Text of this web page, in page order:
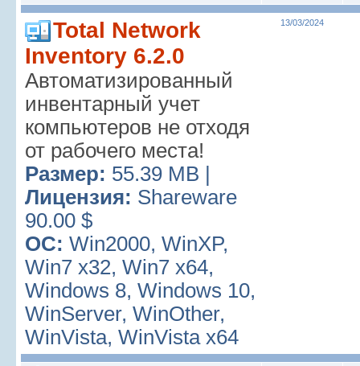
Total Network
Inventory 6.2.0
Автоматизированный
инвентарный учет
компьютеров не отходя
от рабочего места!
Размер: 55.39 MB |
Лицензия: Shareware
90.00 $
ОС: Win2000, WinXP,
Win7 x32, Win7 x64,
Windows 8, Windows 10,
WinServer, WinOther,
WinVista, WinVista x64
13/03/2024